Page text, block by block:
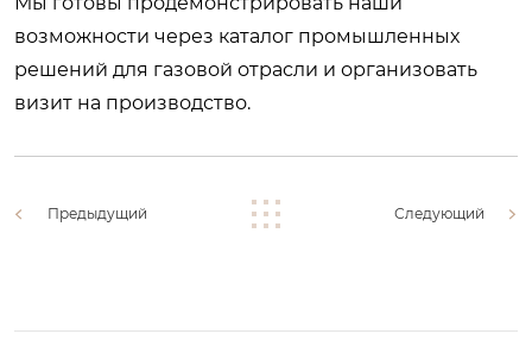
возможности через каталог промышленных
решений для газовой отрасли и организовать
визит на производство.
Предыдущий Следующий